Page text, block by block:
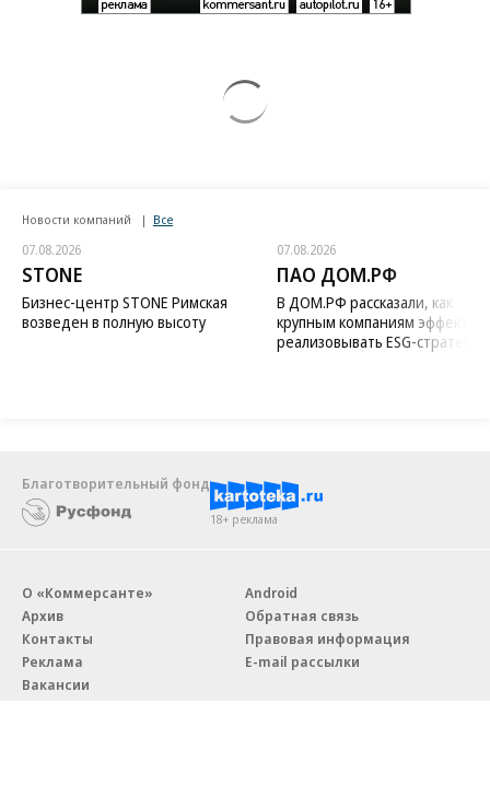
Новости компаний Все
07.08.2026
STONE
Бизнес-центр STONE Римская
возведен в полную высоту
07.08.2026
ПАО ДОМ.РФ
В ДОМ.РФ рассказали, как
крупным компаниям
реализовывать ESG-стратегию
Благотворительный фонд
18+ реклама
О «Коммерсанте»
Архив
Контакты
Реклама
Вакансии
Android
Обратная связь
Правовая информация
E-mail рассылки